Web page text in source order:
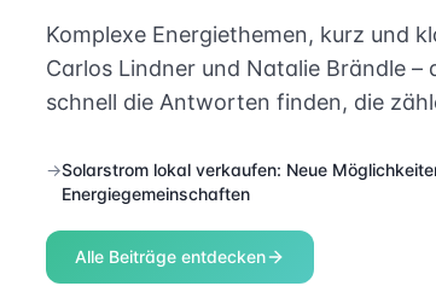
Komplexe Energiethemen, kurz und
Carlos Lindner und Natalie Brändle –
schnell die Antworten finden, die
→Solarstrom lokal verkaufen: Neue
Energiegemeinschaften
Alle Beiträge entdecken